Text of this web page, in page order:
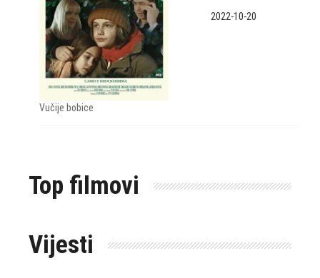
Vučije bobice
2022-10-20
Top filmovi
Vijesti